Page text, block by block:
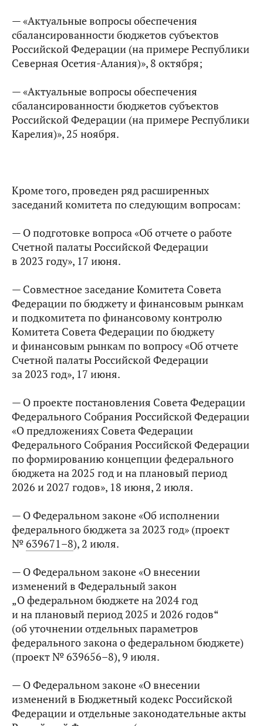
— «Актуальные вопросы обеспечения
сбалансированности бюджетов субъектов
Российской Федерации (на примере Республики
Северная Осетия-Алания)», 8 октября;
— «Актуальные вопросы обеспечения
сбалансированности бюджетов субъектов
Российской Федерации (на примере Республики
Карелия)», 25 ноября.
Кроме того, проведен ряд расширенных
заседаний комитета по следующим вопросам:
— О подготовке вопроса «Об отчете о работе
Счетной палаты Российской Федерации
в 2023 году», 17 июня.
— Совместное заседание Комитета Совета
Федерации по бюджету и финансовым рынкам
и подкомитета по финансовому контролю
Комитета Совета Федерации по бюджету
и финансовым рынкам по вопросу «Об отчете
Счетной палаты Российской Федерации
за 2023 год», 17 июня.
— О проекте постановления Совета Федерации
Федерального Собрания Российской Федерации
«О предложениях Совета Федерации
Федерального Собрания Российской Федерации
по формированию концепции федерального
бюджета на 2025 год и на плановый период
2026 и 2027 годов», 18 июня, 2 июля.
— О Федеральном законе «Об исполнении
федерального бюджета за 2023 год» (проект
№639671–8), 2 июля.
— О Федеральном законе «О внесении
изменений в Федеральный закон
„О федеральном бюджете на 2024 год
и на плановый период 2025 и 2026 годов“
(об уточнении отдельных параметров
федерального закона о федеральном бюджете)
(проект № 639656–8), 9 июля.
— О Федеральном законе «О внесении
изменений в Бюджетный кодекс Российской
Федерации и отдельные законодательные акты